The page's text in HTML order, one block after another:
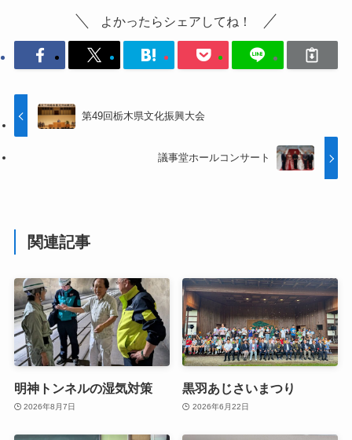
よかったらシェアしてね！
第49回栃木県文化振興大会
議事堂ホールコンサート
関連記事
明神トンネルの湿気対策
2026年8月7日
黒羽あじさいまつり
2026年6月22日